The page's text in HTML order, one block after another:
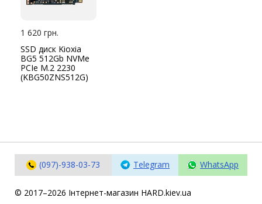
1 620 грн.
SSD диск Kioxia
BG5 512Gb NVMe
PCIe M.2 2230
(KBG50ZNS512G)
(097)-938-03-73 Telegram WhatsApp
© 2017–2026 Інтернет-магазин HARD.kiev.ua